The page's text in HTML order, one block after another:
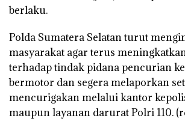
berlaku.
Polda Sumatera Selatan turut
masyarakat agar terus
terhadap tindak pidana pencurian
bermotor dan segera melaporkan
mencurigakan melalui kantor
maupun layanan darurat Polri 110.